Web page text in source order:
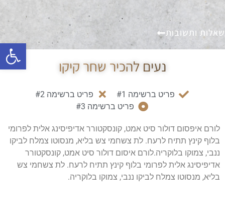
פתח
שאלות ותשובות
נעים להכיר שחר קיקו
פריט ברשימה #1
פריט ברשימה #2
פריט ברשימה #3
לורם איפסום דולור סיט אמט, קונסקטורר אדיפיסינג אלית לפרומי
בלוף קינץ תתיח לרעח. לת צשחמי צש בליא, מנסוטו צמלח לביקו
ננבי, צמוקו בלוקריה.לורם איסום דולור סיט אמט, קונסקטורר
אדיפיסינג אלית לפרומי בלוף קינץ תתיח לרעח. לת צשחמי צש
בליא, מנסוטו צמלח לביקו ננבי, צמוקו בלוקריה.